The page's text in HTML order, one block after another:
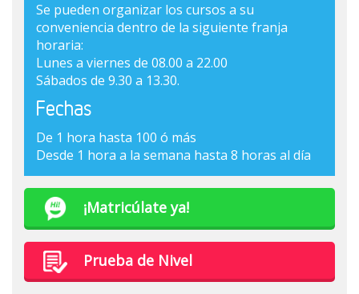
Se pueden organizar los cursos a su
conveniencia dentro de la siguiente franja
horaria:
Lunes a viernes de 08.00 a 22.00
Sábados de 9.30 a 13.30.
Fechas
De 1 hora hasta 100 ó más
Desde 1 hora a la semana hasta 8 horas al día
¡Matricúlate ya!
Prueba de Nivel